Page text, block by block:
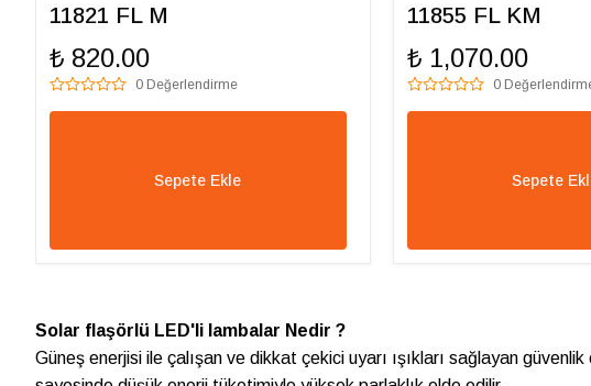
11821 FL M
₺ 820.00
0 Değerlendirme
Sepete Ekle
11855 FL KM
₺ 1,070.00
0
Sepete
Solar flaşörlü LED'li lambalar Nedir ?
Güneş enerjisi ile çalışan ve dikkat çekici uyarı ışıkları sağlayan